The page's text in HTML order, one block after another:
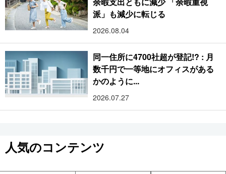
派」も減少に転じる
2026.08.04
同一住所に4700社超が登記!? : 月
数千円で一等地にオフィスがある
かのように...
2026.07.27
人気のコンテンツ